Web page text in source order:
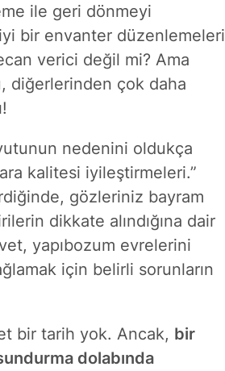
ile geri dönmeyi
bir envanter düzenlemeleri
verici değil mi? Ama
diğerlerinden çok daha
nedenini oldukça
kalitesi iyileştirmeleri.”
gözleriniz bayram
dikkate alındığına dair
yapıbozum evrelerini
için belirli sorunların
bir tarih yok. Ancak, bir
dolabında